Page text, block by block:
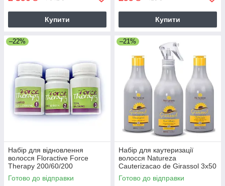
Купити Купити
–22%
Набір для відновлення
волосся Floractive Force
Therapy 200/60/200
Готово до відправки
–21%
Набір для каутеризації
волосся Natureza
Cauterizacao de Girassol 3х50
г (розлив)
Готово до відправки